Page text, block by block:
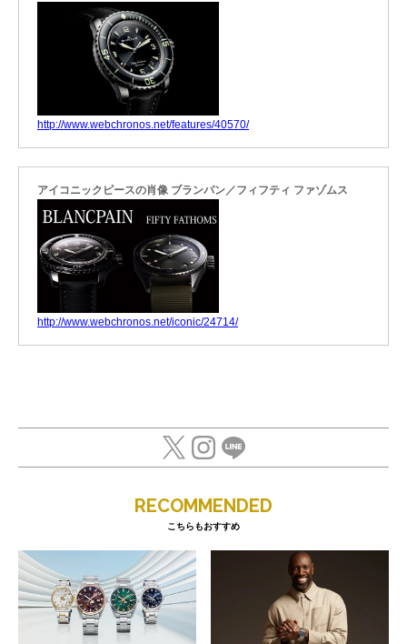
http://www.webchronos.net/features/40570/
アイコニックピースの肖像 ブランパン／フィフティ ファゾムス
http://www.webchronos.net/iconic/24714/
RECOMMENDED
こちらもおすすめ